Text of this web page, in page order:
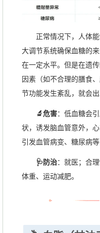
正常情况下，人体
大调节系统确保血糖的
在一定水平。但是在遗
因素（如不合理的膳食
节功能发生紊乱，就会
🔬危害：低血糖会
状，诱发脑血管意外，
引发血管病变、糖尿病
🩺防治：就医；合
体重、运动减肥。